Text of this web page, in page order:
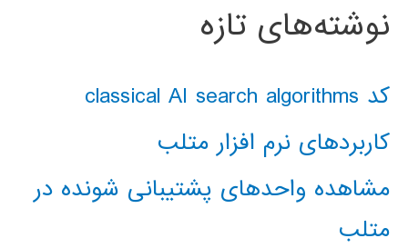
نوشته‌های تازه
کد classical AI search algorithms
کاربردهای نرم افزار متلب
مشاهده واحدهای پشتیبانی شونده در
متلب